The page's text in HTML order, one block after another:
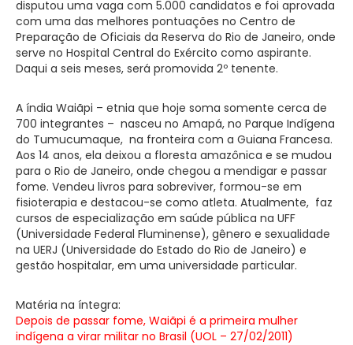
disputou uma vaga com 5.000 candidatos e foi aprovada
com uma das melhores pontuações no Centro de
Preparação de Oficiais da Reserva do Rio de Janeiro, onde
serve no Hospital Central do Exército como aspirante.
Daqui a seis meses, será promovida 2º tenente.
A índia Waiãpi – etnia que hoje soma somente cerca de
700 integrantes – nasceu no Amapá, no Parque Indígena
do Tumucumaque, na fronteira com a Guiana Francesa.
Aos 14 anos, ela deixou a floresta amazônica e se mudou
para o Rio de Janeiro, onde chegou a mendigar e passar
fome. Vendeu livros para sobreviver, formou-se em
fisioterapia e destacou-se como atleta. Atualmente, faz
cursos de especialização em saúde pública na UFF
(Universidade Federal Fluminense), gênero e sexualidade
na UERJ (Universidade do Estado do Rio de Janeiro) e
gestão hospitalar, em uma universidade particular.
Matéria na íntegra:
Depois de passar fome, Waiãpi é a primeira mulher
indígena a virar militar no Brasil (UOL – 27/02/2011)